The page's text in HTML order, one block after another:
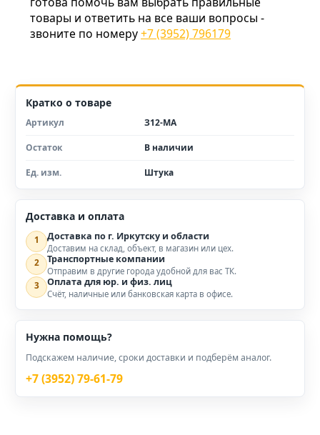
товары и ответить на все ваши вопросы -
звоните по номеру+7 (3952) 796179
Кратко о товаре
Артикул З12-МА
Остаток В наличии
Ед. изм. Штука
Доставка и оплата
1 Доставка по г. Иркутску и области
Доставим на склад, объект, в магазин или цех.
2 Транспортные компании
Отправим в другие города удобной для вас ТК.
3 Оплата для юр. и физ. лиц
Счёт, наличные или банковская карта в офисе.
Нужна помощь?
Подскажем наличие, сроки доставки и подберём аналог.
+7 (3952) 79-61-79